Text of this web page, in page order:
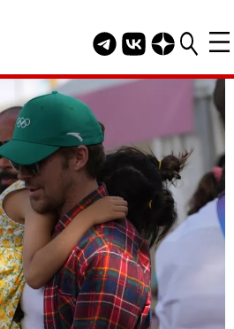
Telegram канал
Группа HELLO
Канал